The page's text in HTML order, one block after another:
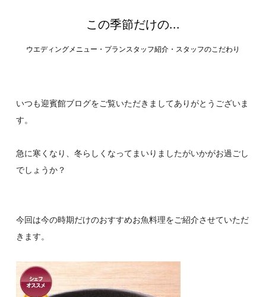
この季節だけの...
ウエディングメニュー・プランスタッフ紹介・スタッフのこだわり
いつも迎賓館ブログをご覧いただきましてありがとうございま
す。
急に寒くなり、冬らしくなってまいりましたがいかがお過ごし
でしょうか？
今回は今の時期だけのおすすめお魚料理をご紹介させていただ
きます。